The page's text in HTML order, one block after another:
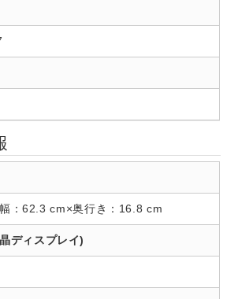
：62.3 cm×奥行き：16.8 cm
ディスプレイ)